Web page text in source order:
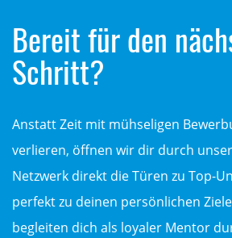
Bereit für den
Schritt?
Anstatt Zeit mit mühseligen
verlieren, öffnen wir dir durch
Netzwerk direkt die Türen zu Top-
perfekt zu deinen persönlichen
begleiten dich als loyaler Mentor